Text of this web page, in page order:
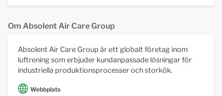
Om Absolent Air Care Group
Absolent Air Care Group är ett globalt företag inom
luftrening som erbjuder kundanpassade lösningar för
industriella produktionsprocesser och storkök.
Webbplats